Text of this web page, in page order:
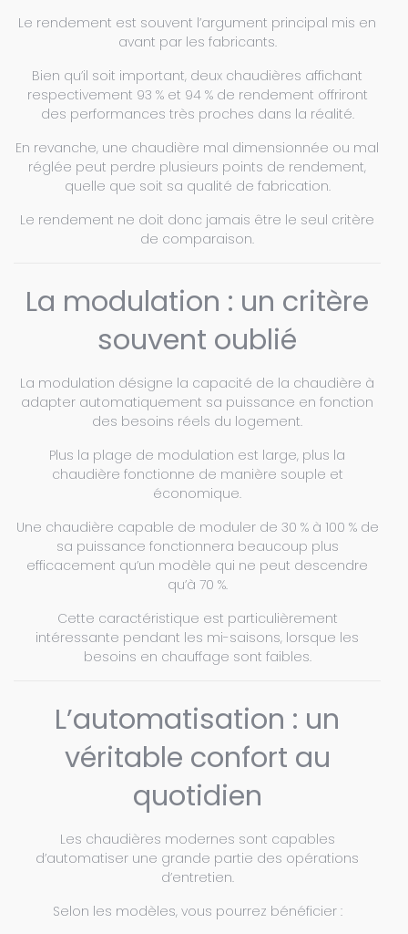
Le rendement est souvent l’argument principal mis en
avant par les fabricants.
Bien qu’il soit important, deux chaudières affichant
respectivement 93 % et 94 % de rendement offriront
des performances très proches dans la réalité.
En revanche, une chaudière mal dimensionnée ou mal
réglée peut perdre plusieurs points de rendement,
quelle que soit sa qualité de fabrication.
Le rendement ne doit donc jamais être le seul critère
de comparaison.
La modulation : un critère
souvent oublié
La modulation désigne la capacité de la chaudière à
adapter automatiquement sa puissance en fonction
des besoins réels du logement.
Plus la plage de modulation est large, plus la
chaudière fonctionne de manière souple et
économique.
Une chaudière capable de moduler de 30 % à 100 % de
sa puissance fonctionnera beaucoup plus
efficacement qu’un modèle qui ne peut descendre
qu’à 70 %.
Cette caractéristique est particulièrement
intéressante pendant les mi-saisons, lorsque les
besoins en chauffage sont faibles.
L’automatisation : un
véritable confort au
quotidien
Les chaudières modernes sont capables
d’automatiser une grande partie des opérations
d’entretien.
Selon les modèles, vous pourrez bénéficier :